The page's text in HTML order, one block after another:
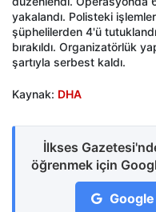
yakalandı. Polisteki
şüphelilerden 4'ü
bırakıldı. Organizatörlük
şartıyla serbest kaldı.
Kaynak: DHA
İlkses
öğrenmek için